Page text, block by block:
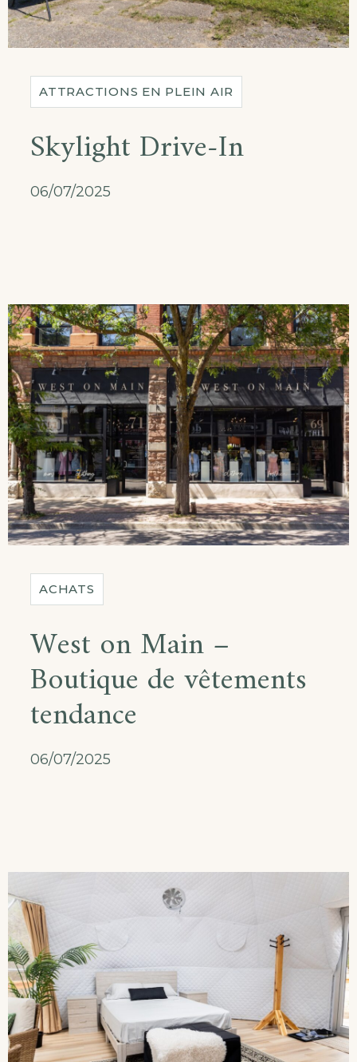
ATTRACTIONS EN PLEIN AIR
Skylight Drive-In
06/07/2025
ACHATS
West on Main –
Boutique de vêtements
tendance
06/07/2025